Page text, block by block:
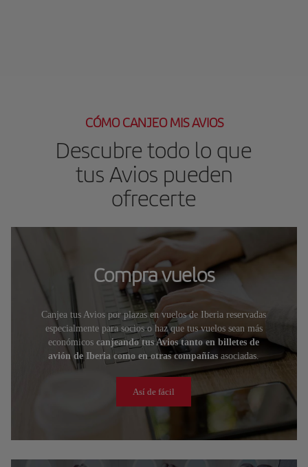
CÓMO CANJEO MIS AVIOS
Descubre todo lo que
tus Avios pueden
ofrecerte
Compra vuelos
Canjea tus Avios por plazas en vuelos de Iberia reservadas
especialmente para socios o haz que tus vuelos sean más
económicoscanjeando tus Avios tanto en billetes de
avión de Iberia como en otras compañías asociadas.
Así de fácil